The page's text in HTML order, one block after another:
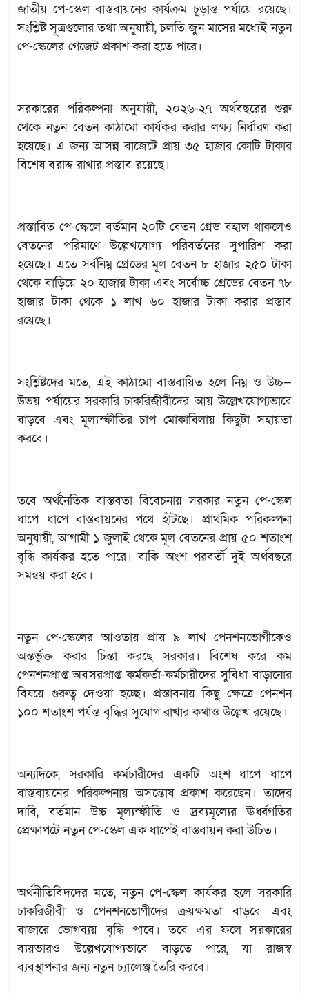
জাতীয় পে-স্কেল বাস্তবায়নের কার্যক্রম চূড়ান্ত পর্যায়ে রয়েছে।
সংশ্লিষ্ট সূত্রগুলোর তথ্য অনুযায়ী, চলতি জুন মাসের মধ্যেই নতুন
পে-স্কেলের গেজেট প্রকাশ করা হতে পারে।
সরকারের পরিকল্পনা অনুযায়ী, ২০২৬-২৭ অর্থবছরের শুরু
থেকে নতুন বেতন কাঠামো কার্যকর করার লক্ষ্য নির্ধারণ করা
হয়েছে। এ জন্য আসন্ন বাজেটে প্রায় ৩৫ হাজার কোটি টাকার
বিশেষ বরাদ্দ রাখার প্রস্তাব রয়েছে।
প্রস্তাবিত পে-স্কেলে বর্তমান ২০টি বেতন গ্রেড বহাল থাকলেও
বেতনের পরিমাণে উল্লেখযোগ্য পরিবর্তনের সুপারিশ করা
হয়েছে। এতে সর্বনিম্ন গ্রেডের মূল বেতন ৮ হাজার ২৫০ টাকা
থেকে বাড়িয়ে ২০ হাজার টাকা এবং সর্বোচ্চ গ্রেডের বেতন ৭৮
হাজার টাকা থেকে ১ লাখ ৬০ হাজার টাকা করার প্রস্তাব
রয়েছে।
সংশ্লিষ্টদের মতে, এই কাঠামো বাস্তবায়িত হলে নিম্ন ও উচ্চ—
উভয় পর্যায়ের সরকারি চাকরিজীবীদের আয় উল্লেখযোগ্যভাবে
বাড়বে এবং মূল্যস্ফীতির চাপ মোকাবিলায় কিছুটা সহায়তা
করবে।
তবে অর্থনৈতিক বাস্তবতা বিবেচনায় সরকার নতুন পে-স্কেল
ধাপে ধাপে বাস্তবায়নের পথে হাঁটছে। প্রাথমিক পরিকল্পনা
অনুযায়ী, আগামী ১ জুলাই থেকে মূল বেতনের প্রায় ৫০ শতাংশ
বৃদ্ধি কার্যকর হতে পারে। বাকি অংশ পরবর্তী দুই অর্থবছরে
সমন্বয় করা হবে।
নতুন পে-স্কেলের আওতায় প্রায় ৯ লাখ পেনশনভোগীকেও
অন্তর্ভুক্ত করার চিন্তা করছে সরকার। বিশেষ করে কম
পেনশনপ্রাপ্ত অবসরপ্রাপ্ত কর্মকর্তা-কর্মচারীদের সুবিধা বাড়ানোর
বিষয়ে গুরুত্ব দেওয়া হচ্ছে। প্রস্তাবনায় কিছু ক্ষেত্রে পেনশন
১০০ শতাংশ পর্যন্ত বৃদ্ধির সুযোগ রাখার কথাও উল্লেখ রয়েছে।
অন্যদিকে, সরকারি কর্মচারীদের একটি অংশ ধাপে ধাপে
বাস্তবায়নের পরিকল্পনায় অসন্তোষ প্রকাশ করেছেন। তাদের
দাবি, বর্তমান উচ্চ মূল্যস্ফীতি ও দ্রব্যমূল্যের ঊর্ধ্বগতির
প্রেক্ষাপটে নতুন পে-স্কেল এক ধাপেই বাস্তবায়ন করা উচিত।
অর্থনীতিবিদদের মতে, নতুন পে-স্কেল কার্যকর হলে সরকারি
চাকরিজীবী ও পেনশনভোগীদের ক্রয়ক্ষমতা বাড়বে এবং
বাজারে ভোগব্যয় বৃদ্ধি পাবে। তবে এর ফলে সরকারের
ব্যয়ভারও উল্লেখযোগ্যভাবে বাড়তে পারে, যা রাজস্ব
ব্যবস্থাপনার জন্য নতুন চ্যালেঞ্জ তৈরি করবে।